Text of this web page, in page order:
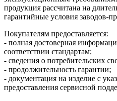
продукция рассчитана на
гарантийные условия заводов-
Покупателям предоставляется:
- полная достоверная
соответствии стандартам;
- сведения о потребительских
- продолжительность гарантии;
- документация на изделие с
предоставления сервисной